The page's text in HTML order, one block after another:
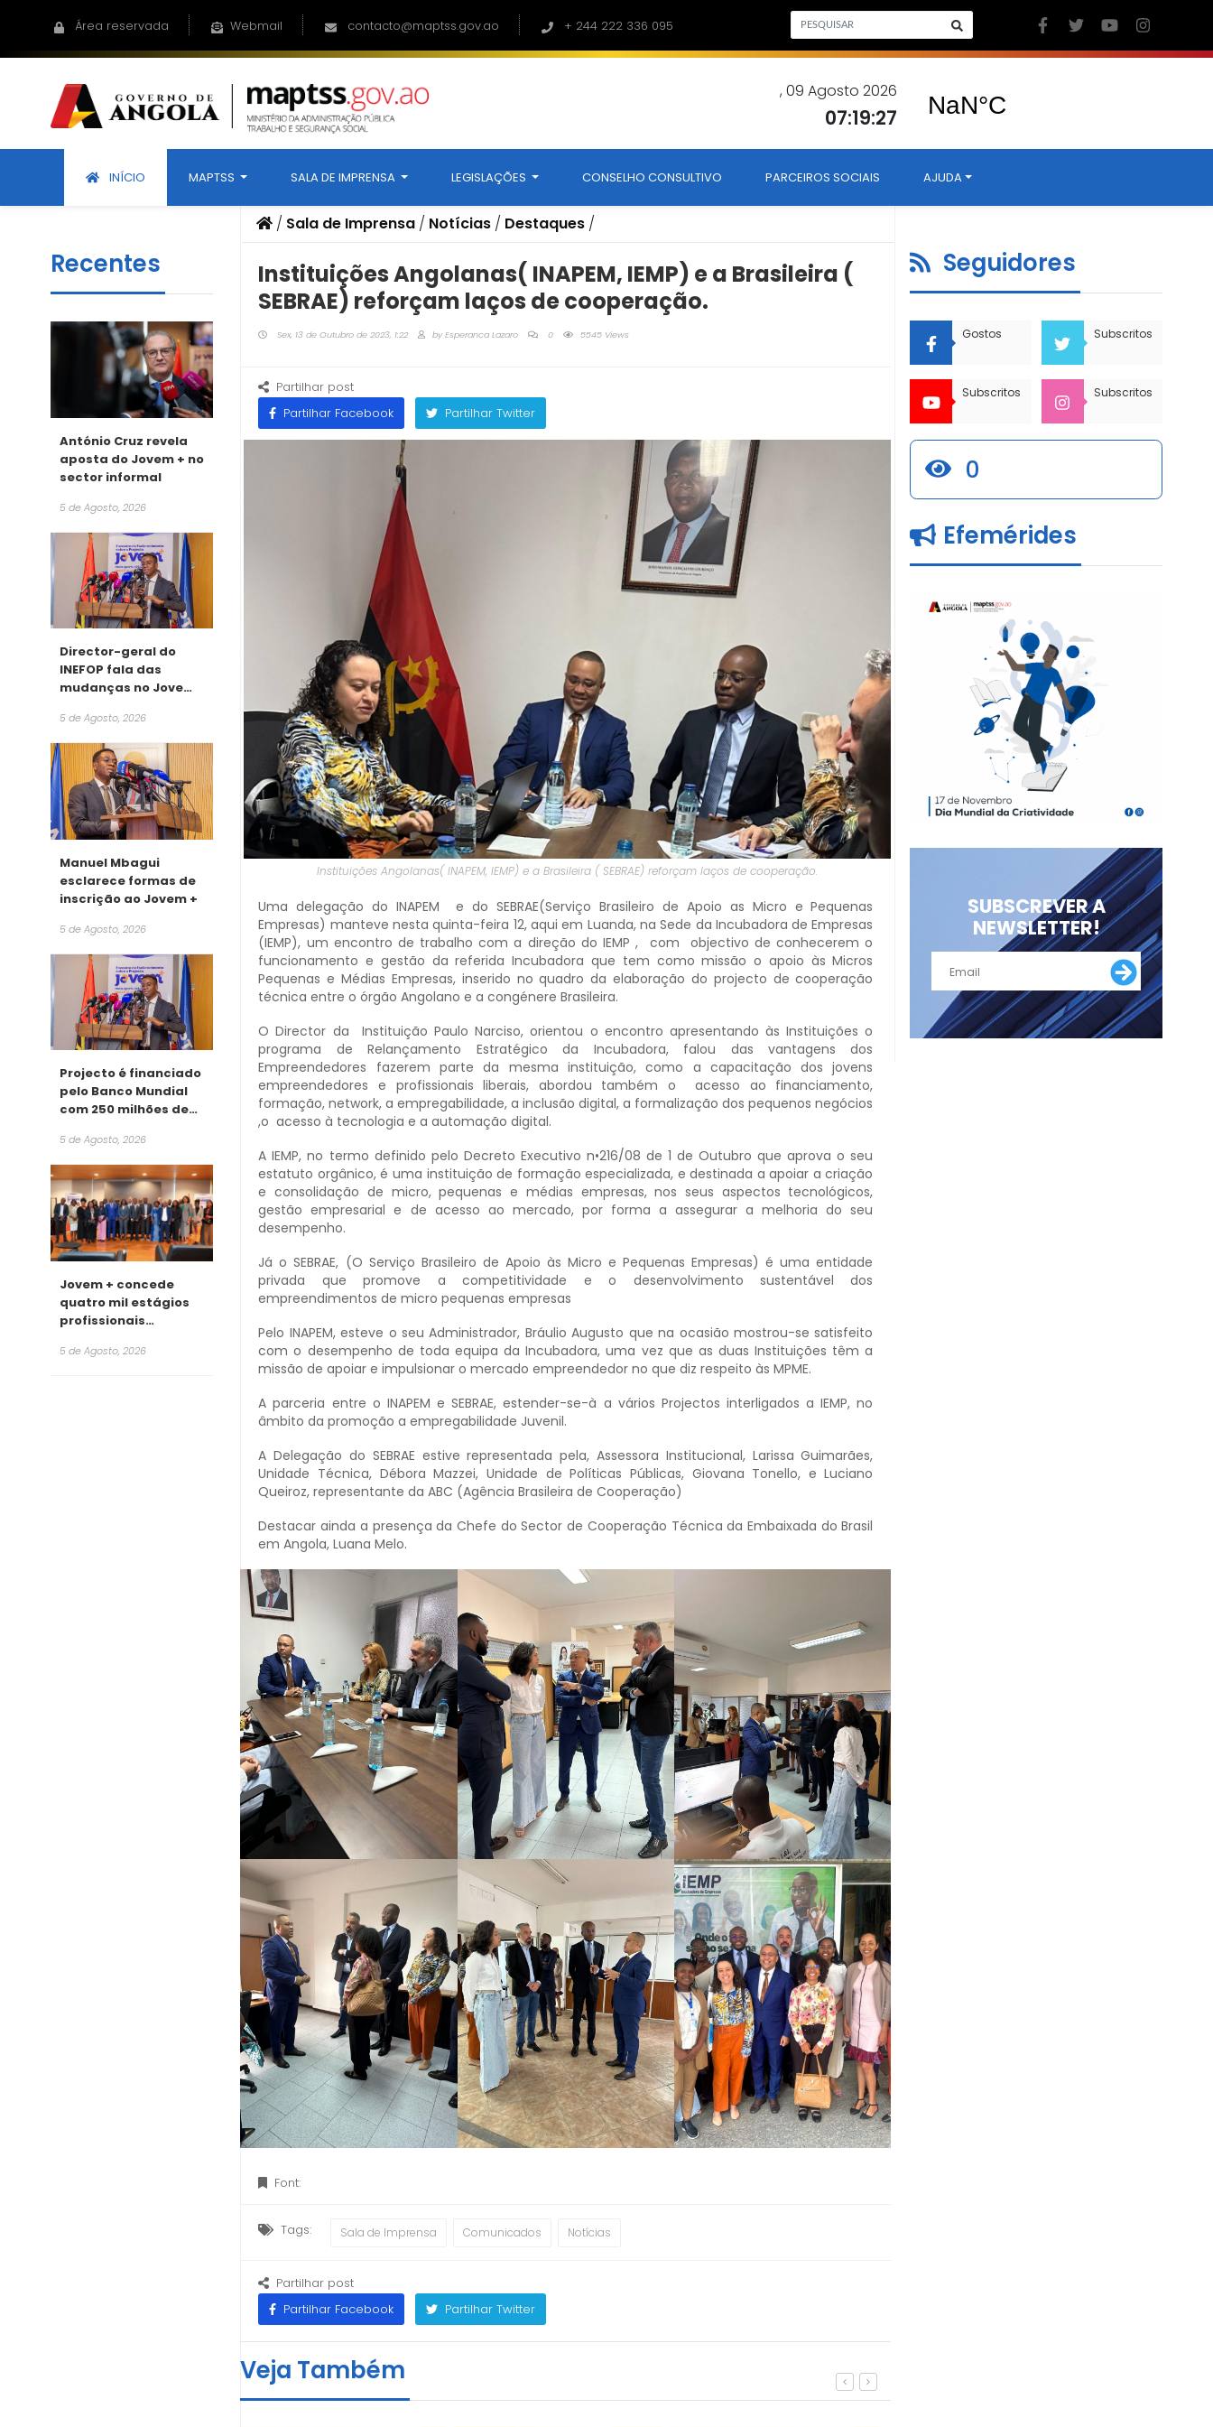
Área reservada Webmail contacto@maptss.gov.ao + 244 222 336 095
, 09 Agosto 2026
07:19:28
INÍCIO MAPTSS SALA DE IMPRENSA LEGISLAÇÕES CONSELHO CONSULTIVO PARCEIROS SOCIAIS AJUDA
Recentes
António Cruz revela
aposta do Jovem + no
sector informal
5 de Agosto, 2026
Director-geral do
INEFOP fala das
mudanças no Jovem
5 de Agosto, 2026
Manuel Mbagui
esclarece formas de
inscrição ao Jovem +
5 de Agosto, 2026
Projecto é financiado
pelo Banco Mundial
com 250 milhões de
5 de Agosto, 2026
Jovem + concede
quatro mil estágios
profissionais
2026
5 de Agosto, 2026
/ Sala de Imprensa / Notícias / Destaques /
Instituições Angolanas( INAPEM, IEMP) e a Brasileira (
SEBRAE) reforçam laços de cooperação.
Sex, 13 de Outubro de 2023, 1:22 byEsperanca Lazaro 0 5545 Views
Partilhar post
Partilhar Facebook
Partilhar Twitter
Instituições Angolanas( INAPEM, IEMP) e a Brasileira ( SEBRAE) reforçam laços de cooperação.
Uma delegação do INAPEM e do SEBRAE(Serviço Brasileiro de Apoio as Micro e Pequenas
Empresas) manteve nesta quinta-feira 12, aqui em Luanda, na Sede da Incubadora de Empresas
(IEMP), um encontro de trabalho com a direção do IEMP , com objectivo de conhecerem o
funcionamento e gestão da referida Incubadora que tem como missão o apoio às Micros
Pequenas e Médias Empresas, inserido no quadro da elaboração do projecto de cooperação
técnica entre o órgão Angolano e a congénere Brasileira.
O Director da Instituição Paulo Narciso, orientou o encontro apresentando às Instituições o
programa de Relançamento Estratégico da Incubadora, falou das vantagens dos
Empreendedores fazerem parte da mesma instituição, como a capacitação dos jovens
empreendedores e profissionais liberais, abordou também o acesso ao financiamento,
formação, network, a empregabilidade, a inclusão digital, a formalização dos pequenos negócios
,o acesso à tecnologia e a automação digital.
A IEMP, no termo definido pelo Decreto Executivo n•216/08 de 1 de Outubro que aprova o seu
estatuto orgânico, é uma instituição de formação especializada, e destinada a apoiar a criação
e consolidação de micro, pequenas e médias empresas, nos seus aspectos tecnológicos,
gestão empresarial e de acesso ao mercado, por forma a assegurar a melhoria do seu
desempenho.
Já o SEBRAE, (O Serviço Brasileiro de Apoio às Micro e Pequenas Empresas) é uma entidade
privada que promove a competitividade e o desenvolvimento sustentável dos
empreendimentos de micro pequenas empresas
Pelo INAPEM, esteve o seu Administrador, Bráulio Augusto que na ocasião mostrou-se satisfeito
com o desempenho de toda equipa da Incubadora, uma vez que as duas Instituições têm a
missão de apoiar e impulsionar o mercado empreendedor no que diz respeito às MPME.
A parceria entre o INAPEM e SEBRAE, estender-se-à a vários Projectos interligados a IEMP, no
âmbito da promoção a empregabilidade Juvenil.
A Delegação do SEBRAE estive representada pela, Assessora Institucional, Larissa Guimarães,
Unidade Técnica, Débora Mazzei, Unidade de Políticas Públicas, Giovana Tonello, e Luciano
Queiroz, representante da ABC (Agência Brasileira de Cooperação)
Destacar ainda a presença da Chefe do Sector de Cooperação Técnica da Embaixada do Brasil
em Angola, Luana Melo.
Font:
Tags: Sala de Imprensa Comunicados Notícias
Partilhar post
Partilhar Facebook
Partilhar Twitter
Veja Também
Seguidores
Gostos Subscritos
Subscritos Subscritos
0
Efemérides
SUBSCREVER A
NEWSLETTER!